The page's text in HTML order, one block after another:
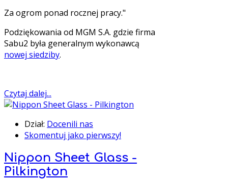
Za ogrom ponad rocznej pracy."
Podziękowania od MGM S.A. gdzie firma
Sabu2 była generalnym wykonawcą
nowej siedziby.
Czytaj dalej...
Dział: Docenili nas
Skomentuj jako pierwszy!
Nippon Sheet Glass -
Pilkington